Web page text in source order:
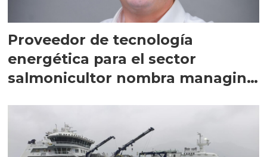
Proveedor de tecnología
energética para el sector
salmonicultor nombra managing